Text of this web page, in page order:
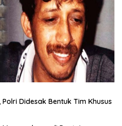
Didesak Bentuk Tim Khusus